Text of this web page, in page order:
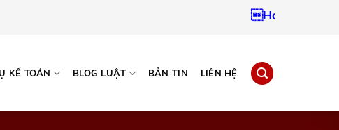
Hotline:
KẾ TOÁN BLOG LUẬT BẢN TIN LIÊN HỆ